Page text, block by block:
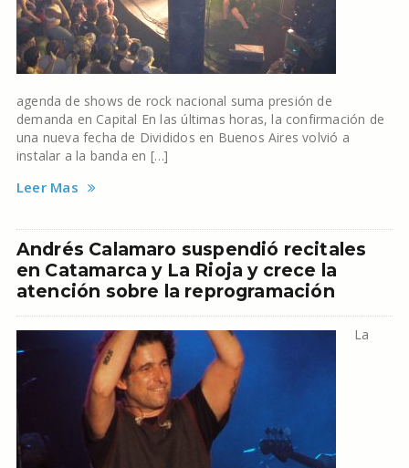
agenda de shows de rock nacional suma presión de
demanda en Capital En las últimas horas, la confirmación de
una nueva fecha de Divididos en Buenos Aires volvió a
instalar a la banda en […]
Leer Mas
Andrés Calamaro suspendió recitales
en Catamarca y La Rioja y crece la
atención sobre la reprogramación
La